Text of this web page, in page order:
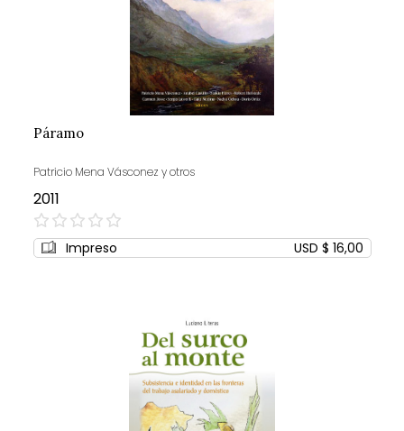
Páramo
Patricio Mena Vásconez y otros
2011
0%
Impreso USD $ 16,00